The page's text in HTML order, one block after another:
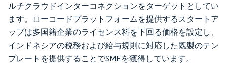
ルチクラウドインターコネクションをターゲットとしてい
ます。ローコードプラットフォームを提供するスタートア
ップは多国籍企業のライセンス料を下回る価格を設定し、
インドネシアの税務および給与規則に対応した既製のテン
プレートを提供することでSMEを獲得しています。